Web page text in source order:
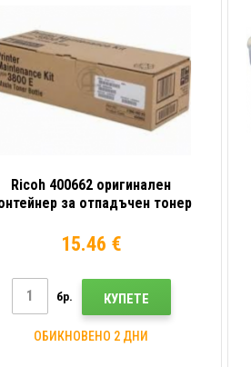
Ricoh 400662 оригинален
за отпадъчен тонер
15.46 €
бр. КУПЕТЕ
ОБИКНОВЕНО 2 ДНИ